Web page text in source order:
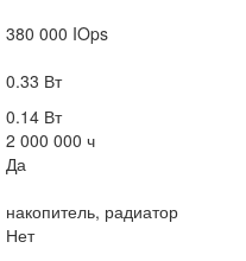
380 000 IOps
0.33 Вт
0.14 Вт
2 000 000 ч
Да
накопитель, радиатор
Нет